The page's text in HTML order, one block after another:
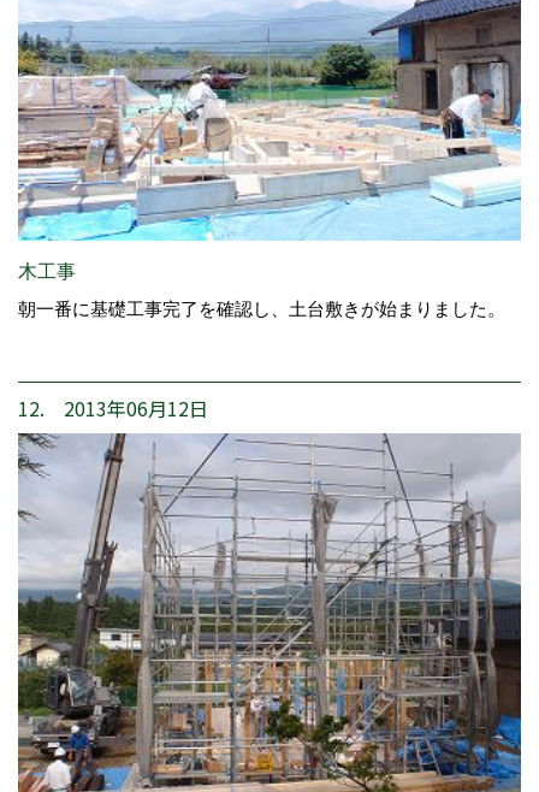
木工事
朝一番に基礎工事完了を確認し、土台敷きが始まりました。
12. 2013年06月12日